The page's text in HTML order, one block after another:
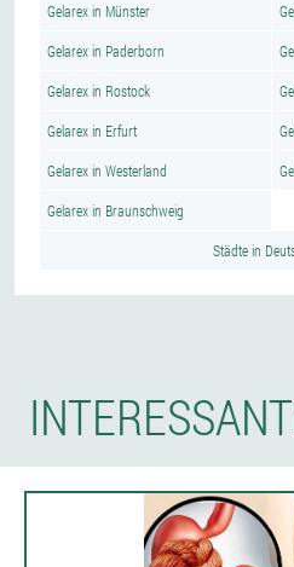
Gelarex in Münster
Gelarex in Paderborn
Gelarex in Rostock
Gelarex in Erfurt
Gelarex in Westerland
Gelarex in Braunschweig
Städte in